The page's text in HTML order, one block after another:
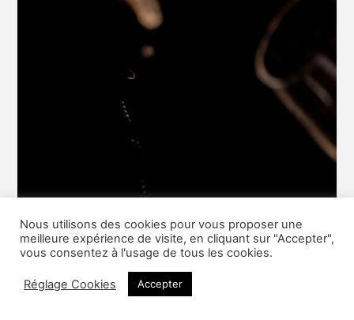
Nous utilisons des cookies pour vous proposer une
meilleure expérience de visite, en cliquant sur "Accepter",
vous consentez à l'usage de tous les cookies.
Réglage Cookies Accepter